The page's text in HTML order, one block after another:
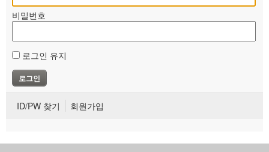
비밀번호
로그인 유지
ID/PW 찾기 회원가입